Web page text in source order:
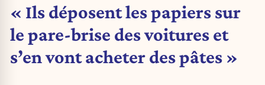
« Ils déposent les papiers sur
le pare-brise des voitures et
s’en vont acheter des pâtes »